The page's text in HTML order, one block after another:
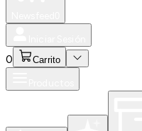
0 Carrito